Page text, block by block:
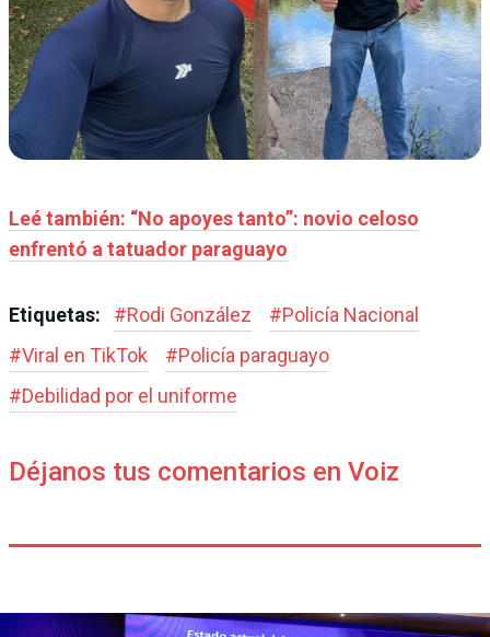
Leé también: “No apoyes tanto”: novio celoso
enfrentó a tatuador paraguayo
Etiquetas: #Rodi González #Policía Nacional
#Viral en TikTok #Policía paraguayo
#Debilidad por el uniforme
Déjanos tus comentarios en Voiz